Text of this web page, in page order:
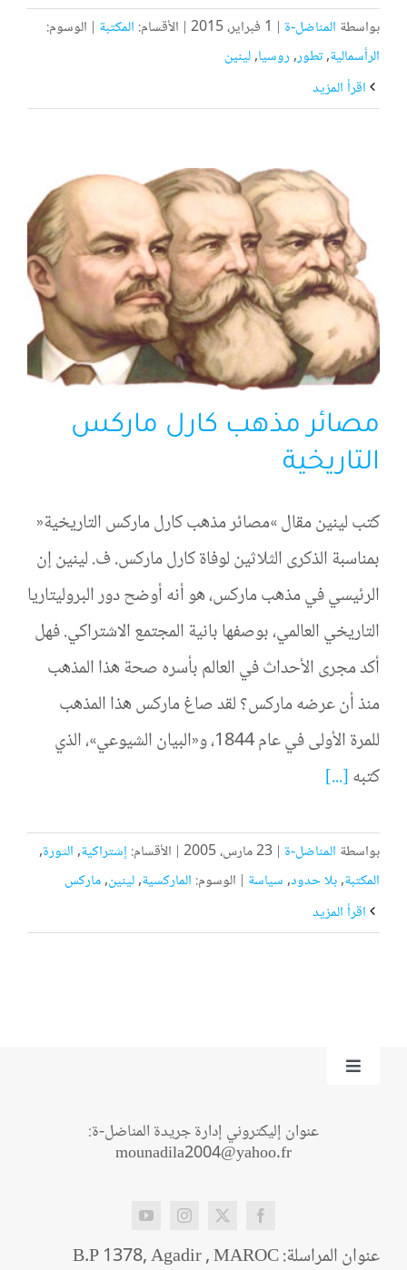
بواسطة المناضل-ة | 1 فبراير، 2015 | الأقسام: المكتبة | الوسوم:
الرأسمالية,تطور,روسيا,لينين
مصائر مذهب كارل ماركس
التاريخية
كتب لينين مقال »مصائر مذهب كارل ماركس التاريخية«
بمناسبة الذكرى الثلاثين لوفاة كارل ماركس. ف. لينين إن
الرئيسي في مذهب ماركس، هو أنه أوضح دور البروليتاريا
التاريخي العالمي، بوصفها بانية المجتمع الاشتراكي. فهل
أكد مجرى الأحداث في العالم بأسره صحة هذا المذهب
منذ أن عرضه ماركس؟ لقد صاغ ماركس هذا المذهب
للمرة الأولى في عام 1844، و«البيان الشيوعي»، الذي
كتبه[...]
بواسطة المناضل-ة | 23 مارس، 2005 | الأقسام: إشتراكية,الثورة,
المكتبة,بلا حدود,سياسة | الوسوم: الماركسية,لينين,ماركس
Toggle
عنوان إليكتروني إدارة جريدة المناضل-ة:
mounadila2004@yahoo.fr
عنوان المراسلة: B.P 1378, Agadir , MAROC